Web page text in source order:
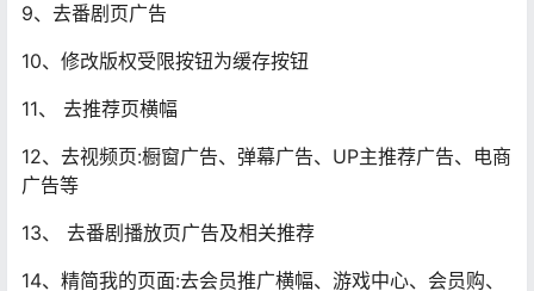
9、去番剧页广告
10、修改版权受限按钮为缓存按钮
11、 去推荐页横幅
12、去视频页:橱窗广告、弹幕广告、UP主推荐广告、电商
广告等
13、 去番剧播放页广告及相关推荐
14、精简我的页面:去会员推广横幅、游戏中心、会员购、